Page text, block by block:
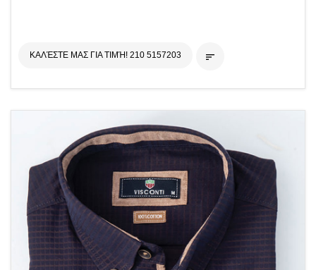
ΚΑΛΈΣΤΕ ΜΑΣ ΓΙΑ ΤΙΜΉ! 210 5157203 